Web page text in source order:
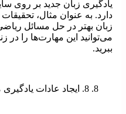
یادگیری زبان جدید بر روی
دارد. به عنوان مثال، تحقیقات
زبان بهتر در حل مسائل
می‌توانید این مهارت‌ها را در
ببرید.
8. ایجاد عادات یادگیری مثبت